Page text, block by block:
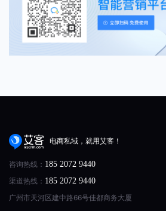
电商私域，就用艾客！
咨询热线： 185 2072 9440
渠道热线： 185 2072 9440
广州市天河区建中路66号佳都商务大厦